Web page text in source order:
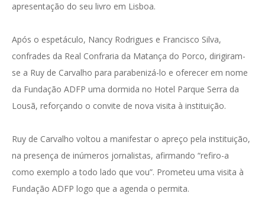
apresentação do seu livro em Lisboa.
Após o espetáculo, Nancy Rodrigues e Francisco Silva,
confrades da Real Confraria da Matança do Porco, dirigiram-
se a Ruy de Carvalho para parabenizá-lo e oferecer em nome
da Fundação ADFP uma dormida no Hotel Parque Serra da
Lousã, reforçando o convite de nova visita à instituição.
Ruy de Carvalho voltou a manifestar o apreço pela instituição,
na presença de inúmeros jornalistas, afirmando “refiro-a
como exemplo a todo lado que vou”. Prometeu uma visita à
Fundação ADFP logo que a agenda o permita.